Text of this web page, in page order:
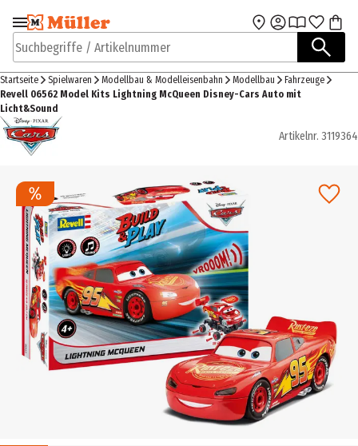
Zur Navigation
springen
Zum Hauptinhalt
Suchbegriffe / Artikelnummer
Startseite Spielwaren Modellbau & Modelleisenbahn Modellbau
Fahrzeuge
Revell 06562 Model Kits Lightning McQueen Disney-Cars Auto mit
Licht&Sound
Artikelnr. 3119364